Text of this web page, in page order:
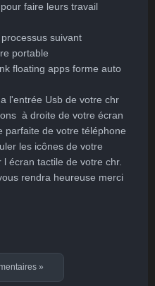
faire leurs travail
suivant
portable
floating apps forme auto
l'entrée Usb de votre chr
à droite de votre écran
parfaite de votre téléphone
les icônes de votre
écran tactile de votre chr.
»